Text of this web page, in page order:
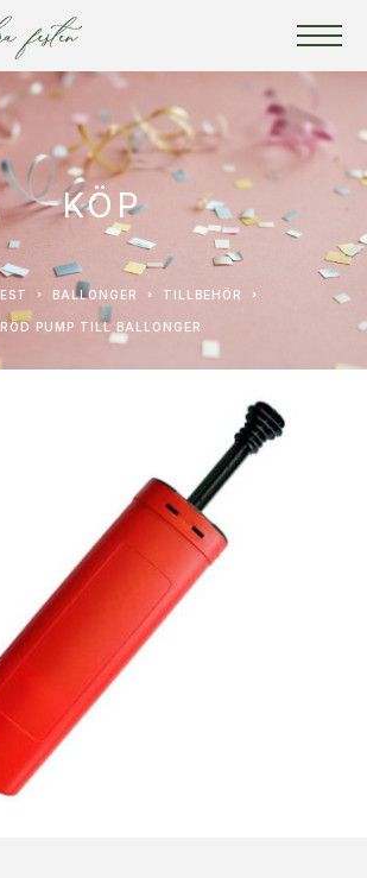
KÖP
FEST BALLONGER TILLBEHÖR
RÖD PUMP TILL BALLONGER